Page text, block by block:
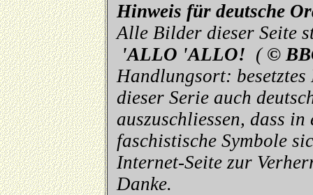
Hinweis für deutsche
Alle Bilder dieser Seite
'ALLO 'ALLO! ( ©
Handlungsort:
dieser Serie auch
auszuschliessen, dass in
faschistische Symbole
Internet-Seite zur
Danke.